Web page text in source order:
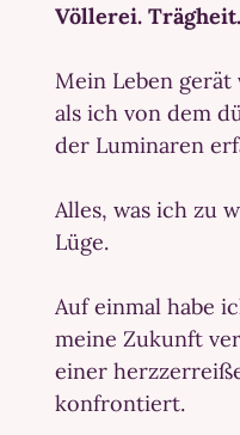
Völlerei. Trägheit.
Mein Leben gerät
als ich von dem
der Luminaren
Alles, was ich zu
Lüge.
Auf einmal habe
meine Zukunft
einer
konfrontiert.